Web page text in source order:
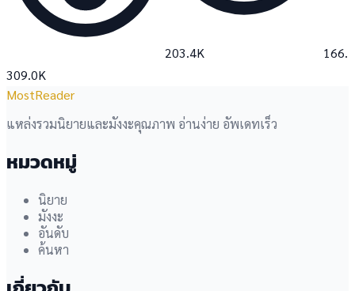
309.0K
203.4K
MostReader
แหล่งรวมนิยายและมังงะคุณภาพ อ่านง่าย อัพเดทเร็ว
หมวดหมู่
นิยาย
มังงะ
อันดับ
ค้นหา